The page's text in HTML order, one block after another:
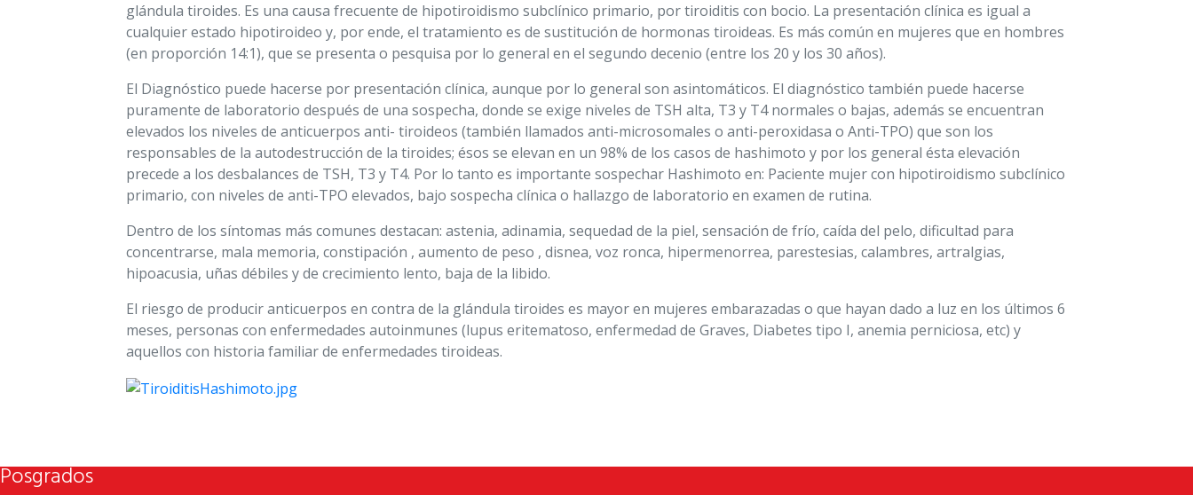
glándula tiroides. Es una causa frecuente de hipotiroidismo subclínico primario, por tiroiditis con bocio. La presentación clínica es igual a
cualquier estado hipotiroideo y, por ende, el tratamiento es de sustitución de hormonas tiroideas. Es más común en mujeres que en hombres
(en proporción 14:1), que se presenta o pesquisa por lo general en el segundo decenio (entre los 20 y los 30 años).
El Diagnóstico puede hacerse por presentación clínica, aunque por lo general son asintomáticos. El diagnóstico también puede hacerse
puramente de laboratorio después de una sospecha, donde se exige niveles de TSH alta, T3 y T4 normales o bajas, además se encuentran
elevados los niveles de anticuerpos anti- tiroideos (también llamados anti-microsomales o anti-peroxidasa o Anti-TPO) que son los
responsables de la autodestrucción de la tiroides; ésos se elevan en un 98% de los casos de hashimoto y por los general ésta elevación
precede a los desbalances de TSH, T3 y T4. Por lo tanto es importante sospechar Hashimoto en: Paciente mujer con hipotiroidismo subclínico
primario, con niveles de anti-TPO elevados, bajo sospecha clínica o hallazgo de laboratorio en examen de rutina.
Dentro de los síntomas más comunes destacan: astenia, adinamia, sequedad de la piel, sensación de frío, caída del pelo, dificultad para
concentrarse, mala memoria, constipación , aumento de peso , disnea, voz ronca, hipermenorrea, parestesias, calambres, artralgias,
hipoacusia, uñas débiles y de crecimiento lento, baja de la libido.
El riesgo de producir anticuerpos en contra de la glándula tiroides es mayor en mujeres embarazadas o que hayan dado a luz en los últimos 6
meses, personas con enfermedades autoinmunes (lupus eritematoso, enfermedad de Graves, Diabetes tipo I, anemia perniciosa, etc) y
aquellos con historia familiar de enfermedades tiroideas.
Posgrados